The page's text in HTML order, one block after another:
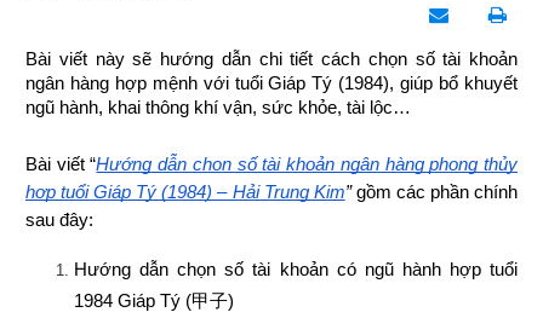
Bài viết này sẽ hướng dẫn chi tiết cách chọn số tài khoản
ngân hàng hợp mệnh với tuổi Giáp Tý (1984), giúp bổ khuyết
ngũ hành, khai thông khí vận, sức khỏe, tài lộc…
Bài viết “Hướng dẫn chọn số tài khoản ngân hàng phong thủy
hợp tuổi Giáp Tý (1984) – Hải Trung Kim” gồm các phần chính
sau đây:
Hướng dẫn chọn số tài khoản có ngũ hành hợp tuổi
1984 Giáp Tý (甲子)